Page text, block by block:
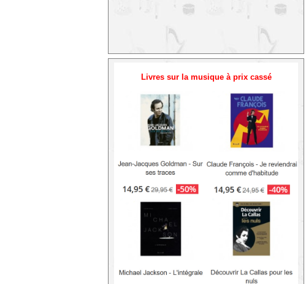
Livres sur la musique à prix cassé